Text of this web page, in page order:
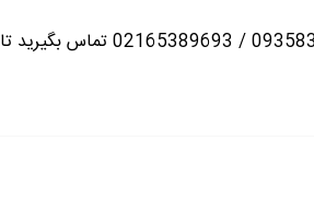
تماس بگیرید تا